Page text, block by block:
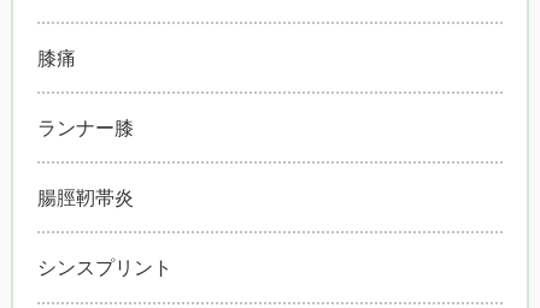
膝痛
ランナー膝
腸脛靭帯炎
シンスプリント